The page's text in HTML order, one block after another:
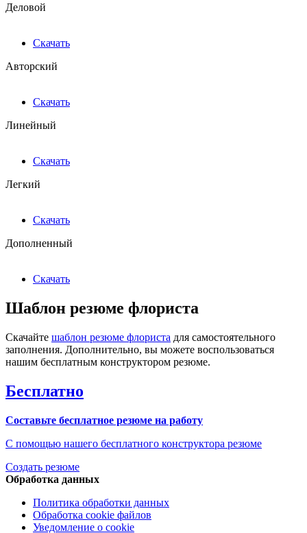
Деловой
Скачать
Авторский
Скачать
Линейный
Скачать
Легкий
Скачать
Дополненный
Скачать
Шаблон резюме флориста
Скачайте шаблон резюме флориста для самостоятельного
заполнения. Дополнительно, вы можете воспользоваться
нашим бесплатным конструктором резюме.
Бесплатно
Составьте бесплатное резюме на работу
С помощью нашего бесплатного конструктора резюме
Создать резюме
Обработка данных
Политика обработки данных
Обработка cookie файлов
Уведомление о cookie